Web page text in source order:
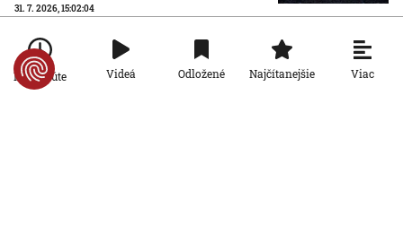
31. 7. 2026, 15:02:04
Šport
Ďaloga chce vrátiť Zvolen tam, kam
patrí: Verím, že všetci pôjdeme za
Po minúte Videá Odložené Najčítanejšie Viac